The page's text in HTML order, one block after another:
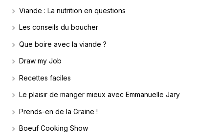
Viande : La nutrition en questions
Les conseils du boucher
Que boire avec la viande ?
Draw my Job
Recettes faciles
Le plaisir de manger mieux avec Emmanuelle Jary
Prends-en de la Graine !
Boeuf Cooking Show